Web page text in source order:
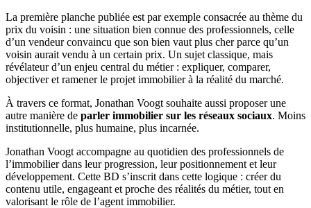
La première planche publiée est par exemple consacrée au thème du
prix du voisin : une situation bien connue des professionnels, celle
d’un vendeur convaincu que son bien vaut plus cher parce qu’un
voisin aurait vendu à un certain prix. Un sujet classique, mais
révélateur d’un enjeu central du métier : expliquer, comparer,
objectiver et ramener le projet immobilier à la réalité du marché.
À travers ce format, Jonathan Voogt souhaite aussi proposer une
autre manière de parler immobilier sur les réseaux sociaux. Moins
institutionnelle, plus humaine, plus incarnée.
Jonathan Voogt accompagne au quotidien des professionnels de
l’immobilier dans leur progression, leur positionnement et leur
développement. Cette BD s’inscrit dans cette logique : créer du
contenu utile, engageant et proche des réalités du métier, tout en
valorisant le rôle de l’agent immobilier.